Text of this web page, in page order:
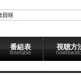
番組表
timetable
視聴方